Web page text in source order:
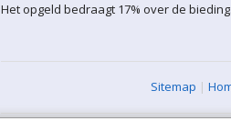
Het opgeld bedraagt 17% over de
Sitemap |